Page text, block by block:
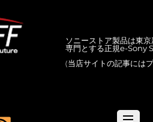
ソニーストア製品は東
専門とする正規e-Sony
(当店サイトの記事には